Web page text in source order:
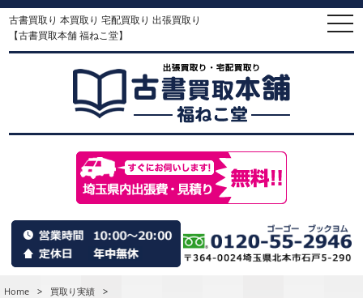
古書買取り 本買取り 宅配買取り 出張買取り
【古書買取本舗 福ねこ堂】
Home > 買取り実績
>